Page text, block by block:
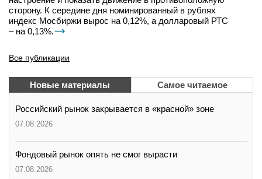
сторону. К середине дня номинированный в рублях
индекс Мосбиржи вырос на 0,12%, а долларовый РТС
– на 0,13%.
Все публикации
Новые материалы Самое читаемое
Российский рынок закрывается в «красной» зоне
07.08.2026
Фондовый рынок опять не смог вырасти
07.08.2026